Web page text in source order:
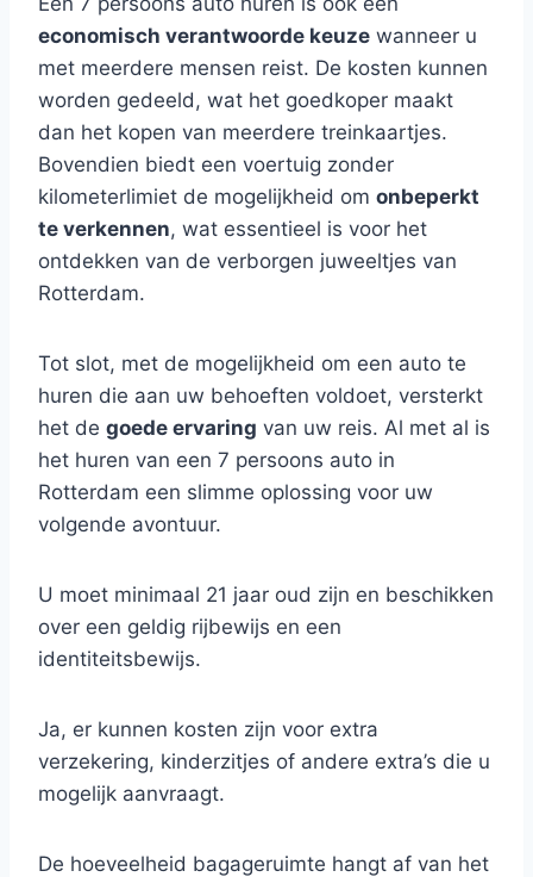
economisch verantwoorde keuze wanneer u
met meerdere mensen reist. De kosten kunnen
worden gedeeld, wat het goedkoper maakt
dan het kopen van meerdere treinkaartjes.
Bovendien biedt een voertuig zonder
kilometerlimiet de mogelijkheid om onbeperkt
te verkennen, wat essentieel is voor het
ontdekken van de verborgen juweeltjes van
Rotterdam.
Tot slot, met de mogelijkheid om een auto te
huren die aan uw behoeften voldoet, versterkt
het de goede ervaring van uw reis. Al met al is
het huren van een 7 persoons auto in
Rotterdam een slimme oplossing voor uw
volgende avontuur.
U moet minimaal 21 jaar oud zijn en beschikken
over een geldig rijbewijs en een
identiteitsbewijs.
Ja, er kunnen kosten zijn voor extra
verzekering, kinderzitjes of andere extra’s die u
mogelijk aanvraagt.
De hoeveelheid bagageruimte hangt af van het